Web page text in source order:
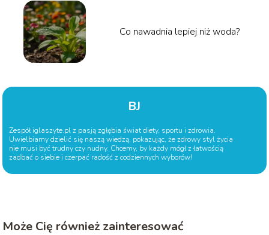
Co nawadnia lepiej niż woda?
BJ
Zespół iglaszyte.pl z pasją zgłębia świat diety, sportu i zdrowia.
Uwielbiamy dzielić się naszą wiedzą, pokazując, że zdrowy styl życia
nie musi być trudny czy nudny. Chcemy, by każdy mógł z łatwością
zadbać o siebie i czerpać radość z codziennych wyborów!
Może Cię również zainteresować